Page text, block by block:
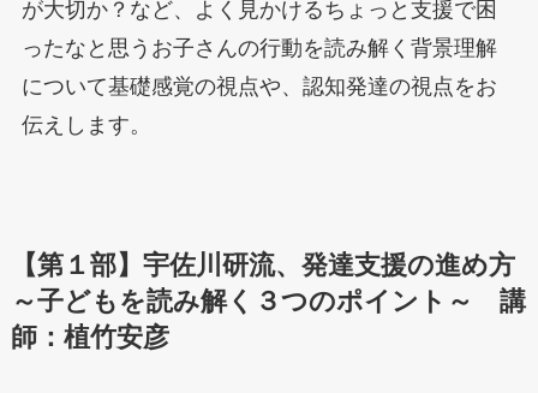
が大切か？など、よく見かけるちょっと支援で困
ったなと思うお子さんの行動を読み解く背景理解
について基礎感覚の視点や、認知発達の視点をお
伝えします。
【第１部】宇佐川研流、発達支援の進め方
～子どもを読み解く３つのポイント～ 講
師：植竹安彦